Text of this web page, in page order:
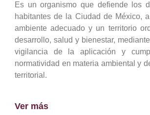
Es un organismo que defiende los
habitantes de la Ciudad de México,
ambiente adecuado y un territorio
desarrollo, salud y bienestar,
vigilancia de la aplicación y
normatividad en materia ambiental y
territorial.
Ver más